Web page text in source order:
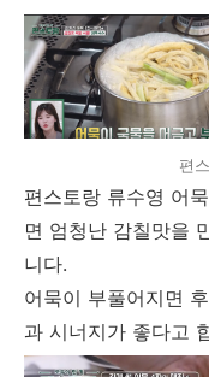
편
편스토랑 류수영 어
면 엄청난 감칠맛을
니다.
어묵이 부풀어지면
과 시너지가 좋다고